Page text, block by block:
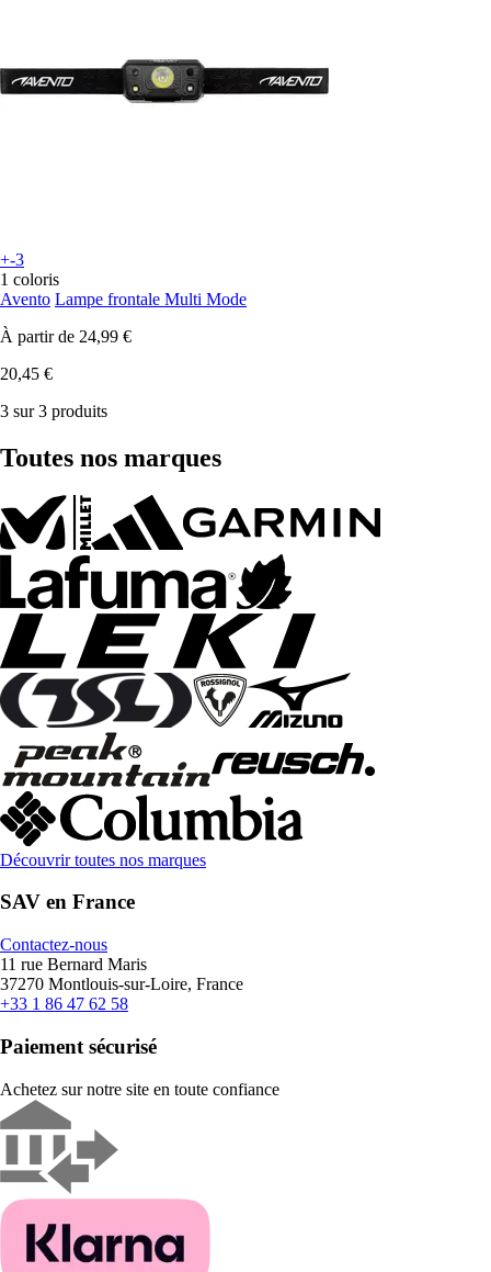
+-3
1 coloris
Avento Lampe frontale Multi Mode
À partir de 24,99 €
20,45 €
3 sur 3 produits
Toutes nos marques
Découvrir toutes nos marques
SAV en France
Contactez-nous
11 rue Bernard Maris
37270 Montlouis-sur-Loire, France
+33 1 86 47 62 58
Paiement sécurisé
Achetez sur notre site en toute confiance